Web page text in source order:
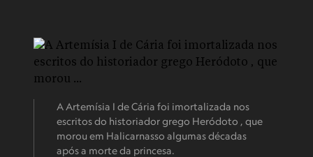
A Artemísia I de Cária foi imortalizada nos
escritos do historiador grego Heródoto , que
morou em Halicarnasso algumas décadas
após a morte da princesa.